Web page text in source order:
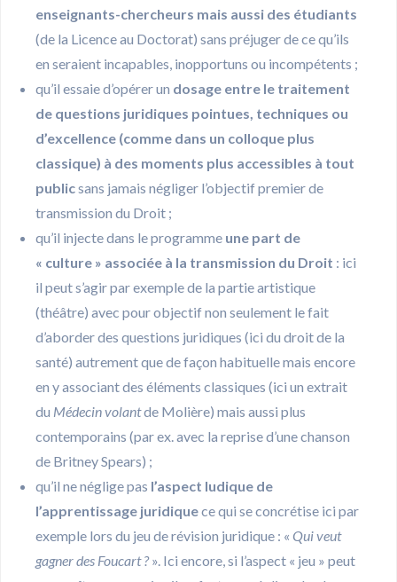
enseignants-chercheurs mais aussi des étudiants
(de la Licence au Doctorat) sans préjuger de ce qu’ils
en seraient incapables, inopportuns ou incompétents ;
qu’il essaie d’opérer un dosage entre le traitement
de questions juridiques pointues, techniques ou
d’excellence (comme dans un colloque plus
classique) à des moments plus accessibles à tout
publicsans jamais négliger l’objectif premier de
transmission du Droit ;
qu’il injecte dans le programme une part de
« culture » associée à la transmission du Droit : ici
il peut s’agir par exemple de la partie artistique
(théâtre) avec pour objectif non seulement le fait
d’aborder des questions juridiques (ici du droit de la
santé) autrement que de façon habituelle mais encore
en y associant des éléments classiques (ici un extrait
du Médecin volantde Molière) mais aussi plus
contemporains (par ex. avec la reprise d’une chanson
de Britney Spears) ;
qu’il ne néglige pas l’aspect ludique de
l’apprentissage juridiquece qui se concrétise ici par
exemple lors du jeu de révision juridique : « Qui veut
gagner des Foucart ?». Ici encore, si l’aspect « jeu » peut